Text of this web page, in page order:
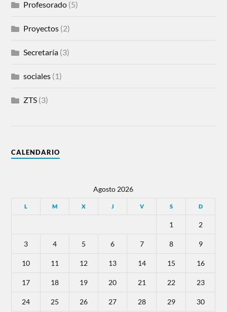
Profesorado (5)
Proyectos (2)
Secretaría (3)
sociales (1)
ZTS (3)
CALENDARIO
Agosto 2026
L M X J V S D
1 2
3 4 5 6 7 8 9
10 11 12 13 14 15 16
17 18 19 20 21 22 23
24 25 26 27 28 29 30